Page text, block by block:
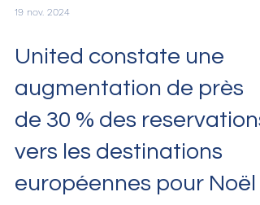
19 nov. 2024
United constate une
augmentation de près